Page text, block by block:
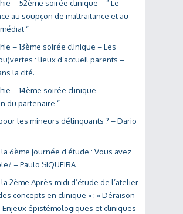
– 52ème soirée clinique – ” Le
au soupçon de maltraitance et au
“
– 13ème soirée clinique – Les
: lieux d’accueil parents –
la cité.
– 14ème soirée clinique –
du partenaire “
les mineurs délinquants ? – Dario
6ème journée d’étude : Vous avez
– Paulo SIQUEIRA
2ème Après-midi d’étude de l’atelier
concepts en clinique » : « Déraison
Enjeux épistémologiques et cliniques